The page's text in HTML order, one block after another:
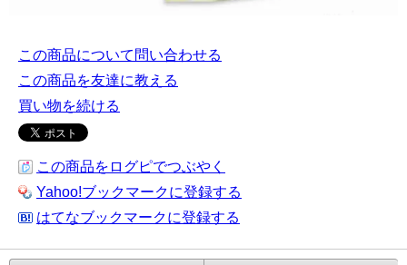
この商品について問い合わせる
この商品を友達に教える
買い物を続ける
この商品をログピでつぶやく
Yahoo!ブックマークに登録する
はてなブックマークに登録する